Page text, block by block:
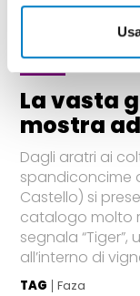
La vasta
mostra
Dagli aratri ai
spandiconcime
Castello) si
catalogo molto
segnala
all’interno di
TAG Faza